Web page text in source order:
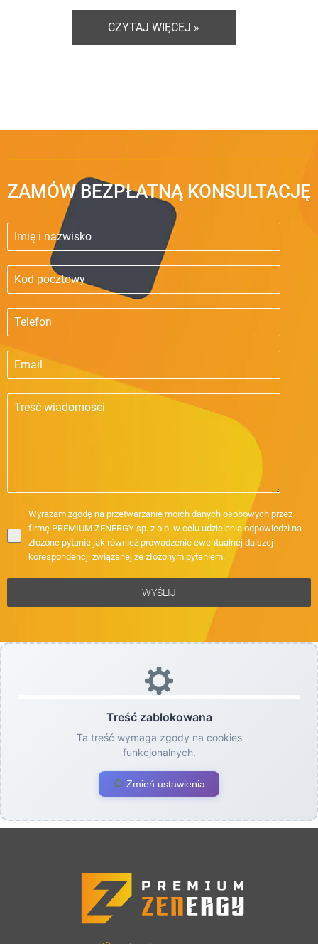
CZYTAJ WIĘCEJ »
ZAMÓW BEZPŁATNĄ KONSULTACJĘ
Wyrażam zgodę na przetwarzanie moich danych osobowych przez
firmę PREMIUM ZENERGY sp. z o.o. w celu udzielenia odpowiedzi na
złożone pytanie jak również prowadzenie ewentualnej dalszej
korespondencji związanej ze złożonym pytaniem.
WYŚLIJ
Treść zablokowana
Ta treść wymaga zgody na cookies
funkcjonalnych.
Zmień ustawienia